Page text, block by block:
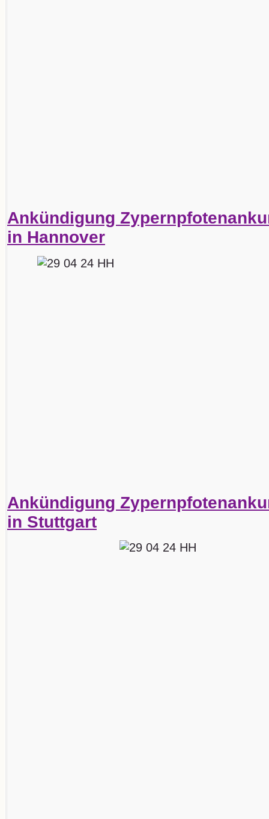
Ankündigung
in Hannover
Ankündigung
in Stuttgart